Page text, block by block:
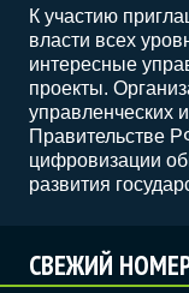
К участию
власти всех
интересные
проекты.
управленческих
Правительстве
цифровизации
развития
СВЕЖИЙ